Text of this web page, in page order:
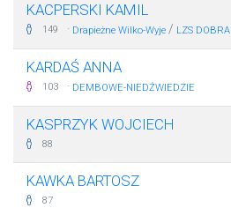
KACPERSKI KAMIL
149 · Drapieżne Wilko-Wyje / LZS DOBRA
KARDAŚ ANNA
103 · DEMBOWE-NIEDŹWIEDZIE
KASPRZYK WOJCIECH
88
KAWKA BARTOSZ
87